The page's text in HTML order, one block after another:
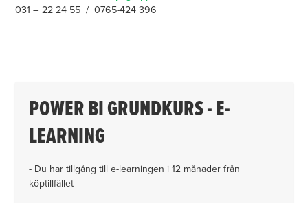
031 – 22 24 55 / 0765-424 396
POWER BI GRUNDKURS - E-
LEARNING
- Du har tillgång till e-learningen i 12 månader från
köptillfället